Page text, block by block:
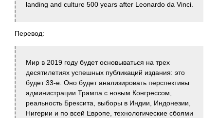
landing and culture 500 years after Leonardo da Vinci.
Перевод:
Мир в 2019 году будет основываться на трех
десятилетиях успешных публикаций издания: это
будет 33-е. Оно будет анализировать перспективы
администрации Трампа с новым Конгрессом,
реальность Брексита, выборы в Индии, Индонезии,
Нигерии и по всей Европе, технологические сбоями